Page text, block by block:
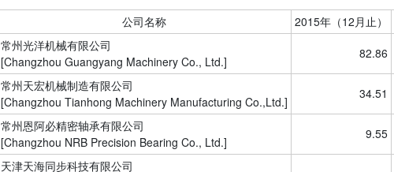
公司名称
2015年（12月止）
常州光洋机械有限公司
[Changzhou Guangyang Machinery Co., Ltd.]
82.86
常州天宏机械制造有限公司
[Changzhou Tianhong Machinery Manufacturing Co.,Ltd.]
34.51
常州恩阿必精密轴承有限公司
[Changzhou NRB Precision Bearing Co., Ltd.]
9.55
天津天海同步科技有限公司